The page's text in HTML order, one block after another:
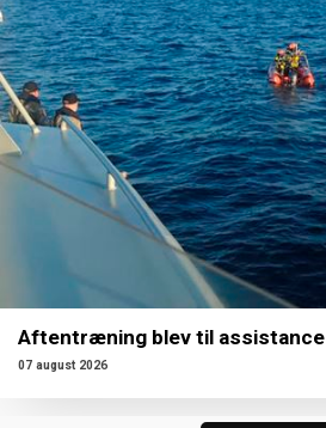
Aftentræning blev til assistance
07 august 2026